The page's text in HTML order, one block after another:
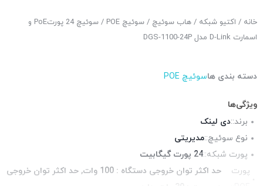
خانه / اکتیو شبکه / هاب سوئیچ / سوئیچ POE
/ سوئیچ 24 پورتPoE و
اسمارت D-Link مدل DGS-1100-24P
دسته بندی هاسوئیچ POE
ویژگی‌ها
برند::دی لینک
نوع سوئیچ::مدیریتی
پورت شبکه::24 پورت گیگابیت
پورت
حد اکثر توان خروجی دستگاه : 100 وات, حد اکثر توان خروجی